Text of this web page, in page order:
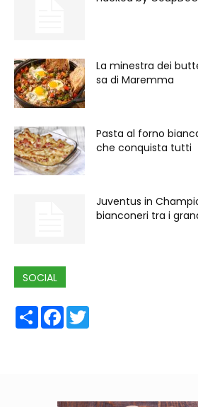
La minestra dei
sa di Maremma
Pasta al forno
che conquista tutti
Juventus in
bianconeri tra i
SOCIAL
ShareFacebook